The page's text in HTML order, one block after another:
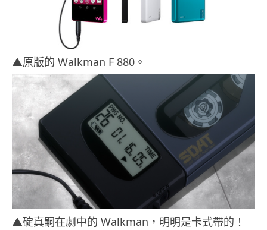
▲原版的 Walkman F 880。
▲碇真嗣在劇中的 Walkman，明明是卡式帶的！